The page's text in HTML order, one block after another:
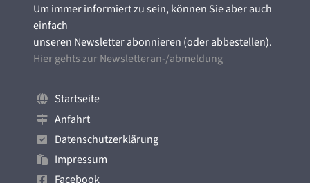
Um immer informiert zu sein, können Sie aber auch
einfach
unseren Newsletter abonnieren (oder abbestellen).
Hier gehts zur Newsletteran-/abmeldung
Startseite
Anfahrt
Datenschutzerklärung
Impressum
Facebook